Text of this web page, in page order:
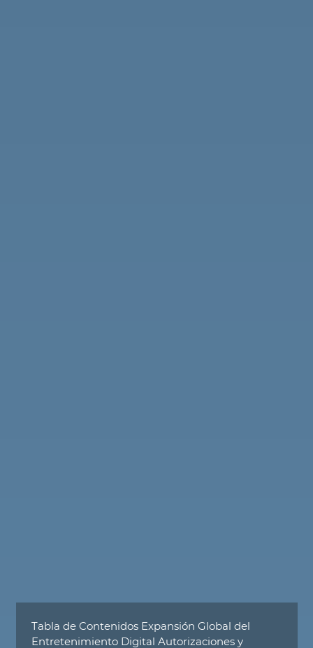
Tabla de Contenidos Expansión Global del
Entretenimiento Digital Autorizaciones y